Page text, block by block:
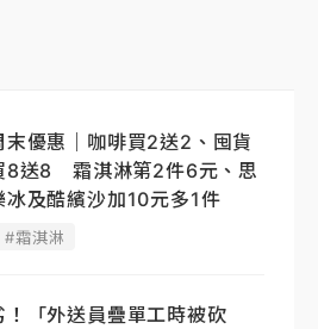
末優惠｜咖啡買2送2、囤貨
8送8 霜淇淋第2件6元、思
冰及酷繽沙加10元多1件
#霜淇淋
！「外送員疊單工時被砍